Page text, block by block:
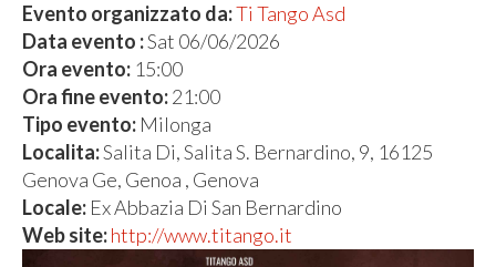
Evento organizzato da:Ti Tango Asd
Data evento :Sat 06/06/2026
Ora evento: 15:00
Ora fine evento:21:00
Tipo evento: Milonga
Localita:Salita Di, Salita S. Bernardino, 9, 16125
Genova Ge, Genoa , Genova
Locale: Ex Abbazia Di San Bernardino
Web site:http://www.titango.it